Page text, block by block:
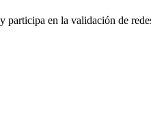
participa en la validación de